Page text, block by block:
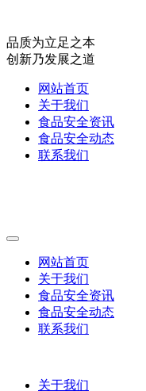
品质为立足之本
创新乃发展之道
网站首页
关于我们
食品安全资讯
食品安全动态
联系我们
网站首页
关于我们
食品安全资讯
食品安全动态
联系我们
关于我们